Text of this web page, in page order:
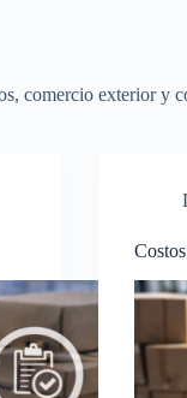
comercio exterior y